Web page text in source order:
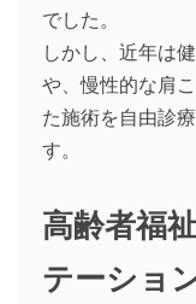
でした。
しかし、近年は
や、慢性的な肩こ
た施術を自由診
す。
高齢者福
テーショ